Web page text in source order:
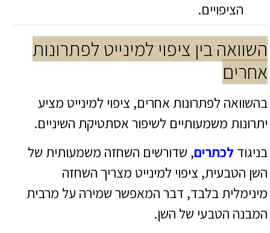
הציפויים.
השוואה בין ציפוי למינייט לפתרונות
אחרים
בהשוואה לפתרונות אחרים, ציפוי למינייט מציע
יתרונות משמעותיים לשיפור אסתטיקת השיניים.
בניגוד לכתרים, שדורשים השחזה משמעותית של
השן הטבעית, ציפוי למינייט מצריך השחזה
מינימלית בלבד, דבר המאפשר שמירה על מרבית
המבנה הטבעי של השן.